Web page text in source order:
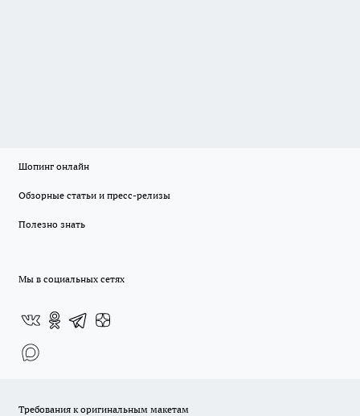
Шопинг онлайн
Обзорные статьи и пресс-релизы
Полезно знать
Мы в социальных сетях
Требования к оригинальным макетам